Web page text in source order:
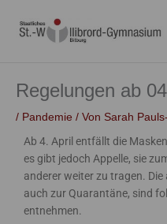
Inhalt
Regelungen ab
/ Pandemie / Von Sarah
Ab 4. April entfällt die
es gibt jedoch Appelle, sie
anderer weiter zu tragen.
auch zur Quarantäne, sind
entnehmen.